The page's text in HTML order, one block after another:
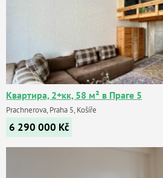
Квартира, 2+кк, 58 м² в Праге 5
Prachnerova, Praha 5, Košíře
6 290 000 Kč